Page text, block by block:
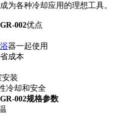
为各种冷却应用的理想工具。
002优点
器一起使用
成本
安装
冷却和安全
002规格参数